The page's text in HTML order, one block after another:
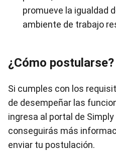
promueve la igualdad
ambiente de trabajo
¿Cómo postularse?
Si cumples con los
de desempeñar las
ingresa al portal de Simply
conseguirás más
enviar tu postulación.